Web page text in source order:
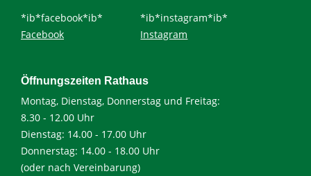
*ib*facebook*ib*
Facebook
*ib*instagram*ib*
Instagram
Öffnungszeiten Rathaus
Montag, Dienstag, Donnerstag und Freitag:
8.30 - 12.00 Uhr
Dienstag: 14.00 - 17.00 Uhr
Donnerstag: 14.00 - 18.00 Uhr
(oder nach Vereinbarung)